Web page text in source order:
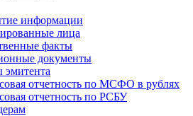
информации
лица
факты
документы
эмитента
отчетность по МСФО в рублях
отчетность по РСБУ